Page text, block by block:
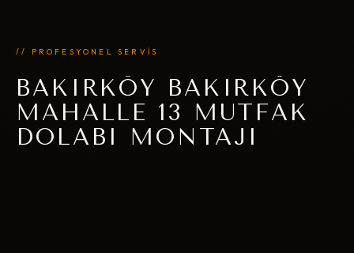
// PROFESYONEL SERVİS
BAKIRKÖY BAKIRKÖY
MAHALLE 13 MUTFAK
DOLABI MONTAJI